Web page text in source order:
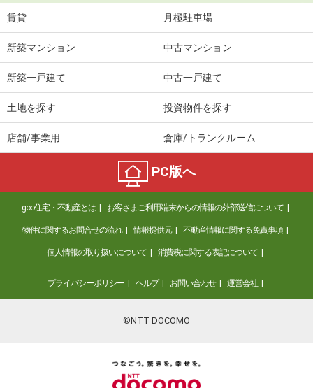
賃貸 月極駐車場
新築マンション 中古マンション
新築一戸建て 中古一戸建て
土地を探す 投資物件を探す
店舗/事業用 倉庫/トランクルーム
PC版へ
goo住宅・不動産とは お客さまご利用端末からの情報の外部送信について
物件に関するお問合せの流れ 情報提供元 不動産情報に関する免責事項
個人情報の取り扱いについて 消費税に関する表記について
プライバシーポリシー ヘルプ お問い合わせ 運営会社
©NTT DOCOMO